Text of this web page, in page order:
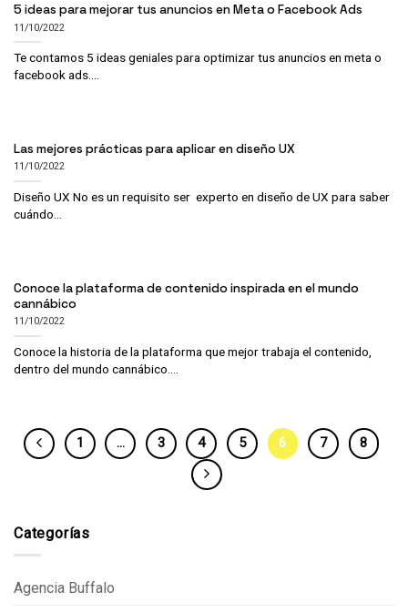
5 ideas para mejorar tus anuncios en Meta o Facebook Ads
11/10/2022
Te contamos 5 ideas geniales para optimizar tus anuncios en meta o
facebook ads....
Las mejores prácticas para aplicar en diseño UX
11/10/2022
Diseño UX No es un requisito ser experto en diseño de UX para saber
cuándo...
Conoce la plataforma de contenido inspirada en el mundo
cannábico
11/10/2022
Conoce la historia de la plataforma que mejor trabaja el contenido,
dentro del mundo cannábico....
1 … 3 4 5 6 7 8
Categorías
Agencia Buffalo